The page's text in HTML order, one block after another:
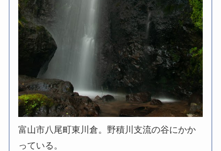
富山市八尾町東川倉。野積川支流の谷にかか
っている。